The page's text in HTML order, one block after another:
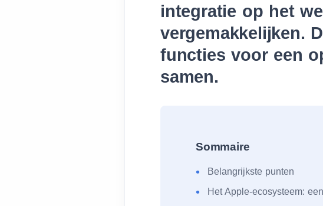
integratie op het
vergemakkelijken.
functies voor een
samen.
Sommaire
Belangrijkste punten
Het Apple-ecosysteem: